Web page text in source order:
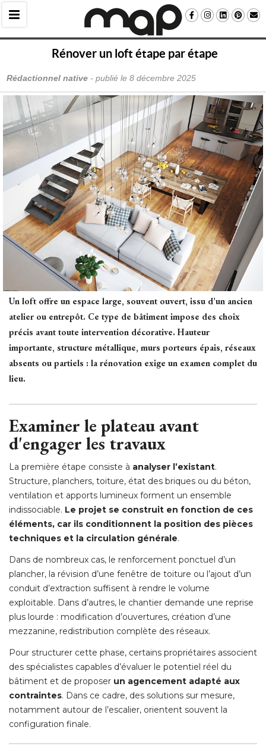
Rénover un loft étape par étape
Rédactionnel native - publié le 8 décembre 2025
Un loft offre un espace large, souvent ouvert, issu d’un ancien
atelier ou entrepôt. Ce type de bâtiment impose des choix
précis avant toute intervention décorative. Hauteur
importante, structure métallique, murs porteurs épais, réseaux
absents ou partiels : la rénovation exige un examen complet du
lieu.
Examiner le plateau avant
d'engager les travaux
La première étape consiste à analyser l’existant.
Structure, planchers, toiture, état des briques ou du béton,
ventilation et apports lumineux forment un ensemble
indissociable. Le projet se construit en fonction de ces
éléments, car ils conditionnent la position des pièces
techniques et la circulation générale.
Dans de nombreux cas, le renforcement ponctuel d’un
plancher, la révision d’une fenêtre de toiture ou l’ajout d’un
conduit d’extraction suffisent à rendre le volume
exploitable. Dans d’autres, le chantier demande une reprise
plus lourde : modification d’ouvertures, création d’une
mezzanine, redistribution complète des réseaux.
Pour structurer cette phase, certains propriétaires associent
des spécialistes capables d’évaluer le potentiel réel du
bâtiment et de proposer un agencement adapté aux
contraintes. Dans ce cadre, des solutions sur mesure,
notamment autour de l’escalier, orientent souvent la
configuration finale.